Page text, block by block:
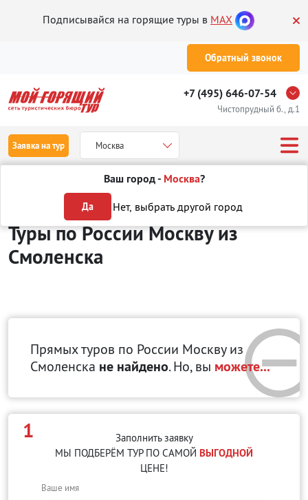
Подписывайся на горящие туры в MAX
Обратный звонок
+7 (495) 646-07-54
Чистопрудный б., д.1
Заявка на тур Москва
Ваш город - Москва?
Да Нет, выбрать другой город
Отдых в России Москва
Туры по России Москвуиз
Смоленска
Прямых туров по России Москву из
Смоленска не найдено. Но, вы можете...
1
Заполнить заявку
МЫ ПОДБЕРЁМ ТУР ПО САМОЙ ВЫГОДНОЙ
ЦЕНЕ!
Ваше имя